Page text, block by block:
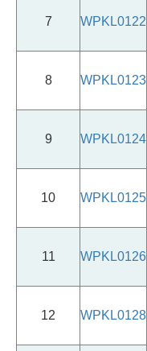
7 WPKL0122
8 WPKL0123
9 WPKL0124
10 WPKL0125
11 WPKL0126
12 WPKL0128